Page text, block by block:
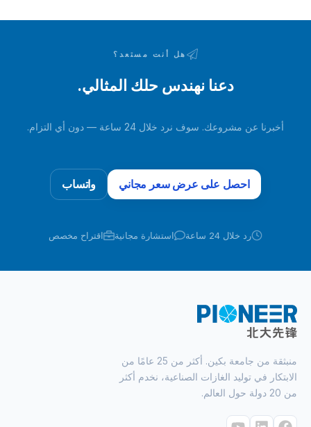
هل أنت مستعد؟
دعنا نهندس حلك المثالي.
أخبرنا عن مشروعك. سوف نرد خلال 24 ساعة — دون أي التزام.
احصل على عرض سعر مجاني واتساب
رد خلال 24 ساعة استشارة مجانية اقتراح مخصص
منبثقة من جامعة بكين. أكثر من 25 عامًا من
الابتكار في توليد الغازات الصناعية، نخدم أكثر
من 20 دولة حول العالم.